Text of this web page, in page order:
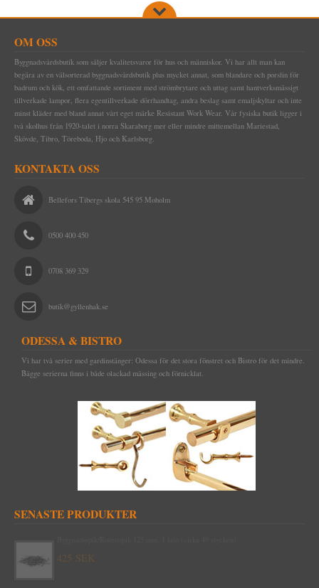
OM OSS
Byggnadsvårdsbutik som säljer kvalitetsvaror för hus och människor. Vi har allt man kan
begära av en välsorterad byggnadsvårdsbutik plus mycket annat, som blandare och porslin för
badrum och kök, ett omfattande sortiment med strömbrytare och uttag samt hantverksmässigt
tillverkade lampor, flera egentillverkade dörrhandtag, andra beslag samt emaljskyltar och inte
minst kläder med bland annat vårt eget märke Resistant Work Wear. Vår fysiska butik ligger i
två skolhus från 1920-talet i norra Skaraborg mer eller mindre mittemellan Mariestad,
Skövde, Tibro, Töreboda, Hjo och Karlsborg.
KONTAKTA OSS
Bellefors Tibergs skola 545 95 Moholm
0500 400 450
0708 369 329
butik@gyllenhak.se
ODESSA & BISTRO
Vi har två serier med gardinstänger: Odessa för det stora fönstret och Bistro för det mindre.
Bägge serierna finns i både olackad mässing och förnicklat.
SENASTE PRODUKTER
425 SEK